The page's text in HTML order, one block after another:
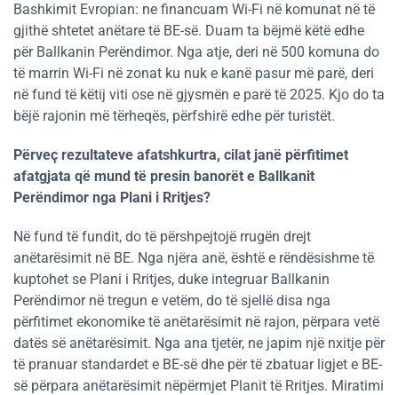
Bashkimit Evropian: ne financuam Wi-Fi në komunat në të
gjithë shtetet anëtare të BE-së. Duam ta bëjmë këtë edhe
për Ballkanin Perëndimor. Nga atje, deri në 500 komuna do
të marrin Wi-Fi në zonat ku nuk e kanë pasur më parë, deri
në fund të këtij viti ose në gjysmën e parë të 2025. Kjo do ta
bëjë rajonin më tërheqës, përfshirë edhe për turistët.
Përveç rezultateve afatshkurtra, cilat janë përfitimet
afatgjata që mund të presin banorët e Ballkanit
Perëndimor nga Plani i Rritjes?
Në fund të fundit, do të përshpejtojë rrugën drejt
anëtarësimit në BE. Nga njëra anë, është e rëndësishme të
kuptohet se Plani i Rritjes, duke integruar Ballkanin
Perëndimor në tregun e vetëm, do të sjellë disa nga
përfitimet ekonomike të anëtarësimit në rajon, përpara vetë
datës së anëtarësimit. Nga ana tjetër, ne japim një nxitje për
të pranuar standardet e BE-së dhe për të zbatuar ligjet e BE-
së përpara anëtarësimit nëpërmjet Planit të Rritjes. Miratimi